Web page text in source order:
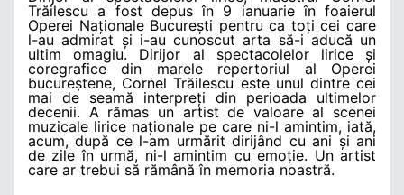
Trăilescu a fost depus în 9 ianuarie în foaierul
Operei Naționale București pentru ca toți cei care
l-au admirat și i-au cunoscut arta să-i aducă un
ultim omagiu. Dirijor al spectacolelor lirice și
coregrafice din marele repertoriul al Operei
bucureștene, Cornel Trăilescu este unul dintre cei
mai de seamă interpreți din perioada ultimelor
decenii. A rămas un artist de valoare al scenei
muzicale lirice naționale pe care ni-l amintim, iată,
acum, după ce l-am urmărit dirijând cu ani și ani
de zile în urmă, ni-l amintim cu emoție. Un artist
care ar trebui să rămână în memoria noastră.